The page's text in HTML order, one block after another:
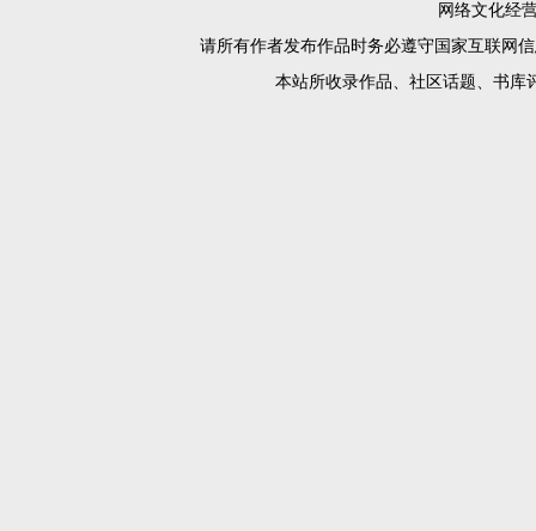
网络文化经
请所有作者发布作品时务必遵守国家互联网
本站所收录作品、社区话题、书库